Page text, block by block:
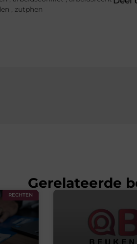
zutphen
Gerelateerde
RECHTEN